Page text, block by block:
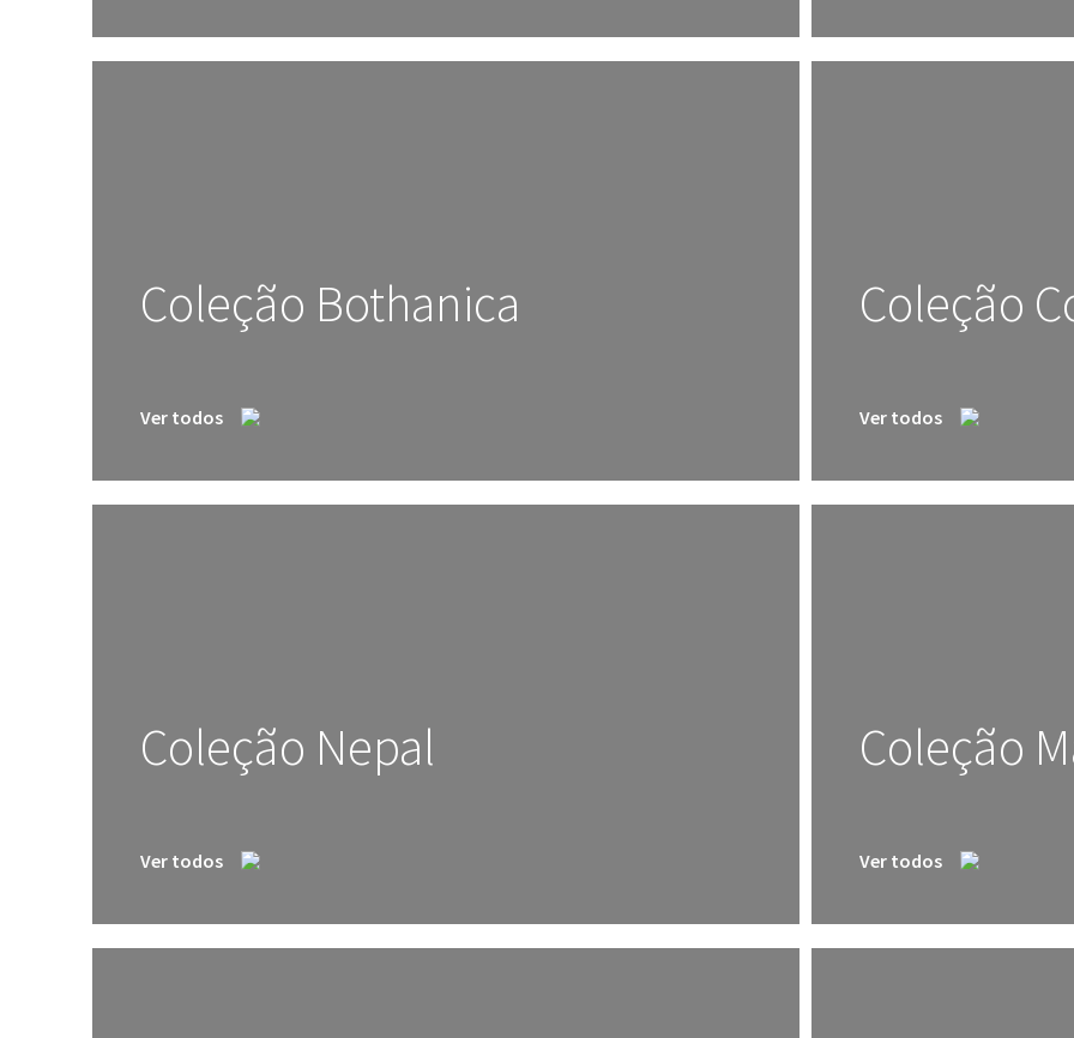
Coleção Bothanica
Ver todos
Coleção
Ver todos
Coleção Nepal
Ver todos
Coleção
Ver todos